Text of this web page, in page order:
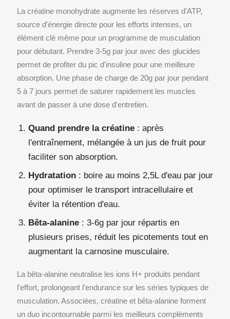
La créatine monohydrate augmente les réserves d'ATP,
source d'énergie directe pour les efforts intenses, un
élément clé même pour un programme de musculation
pour débutant. Prendre 3-5g par jour avec des glucides
permet de profiter du pic d'insuline pour une meilleure
absorption. Une phase de charge de 20g par jour pendant
5 à 7 jours permet de saturer rapidement les muscles
avant de passer à une dose d'entretien.
Quand prendre la créatine : après
l'entraînement, mélangée à un jus de fruit pour
faciliter son absorption.
Hydratation : boire au moins 2,5L d'eau par jour
pour optimiser le transport intracellulaire et
éviter la rétention d'eau.
Bêta-alanine : 3-6g par jour répartis en
plusieurs prises, réduit les picotements tout en
augmentant la carnosine musculaire.
La bêta-alanine neutralise les ions H+ produits pendant
l'effort, prolongeant l'endurance sur les séries typiques de
musculation. Associées, créatine et bêta-alanine forment
un duo incontournable parmi les meilleurs compléments